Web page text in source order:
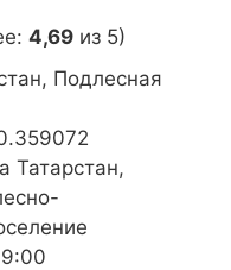
4,69 из 5)
Подлесная
Татарстан,